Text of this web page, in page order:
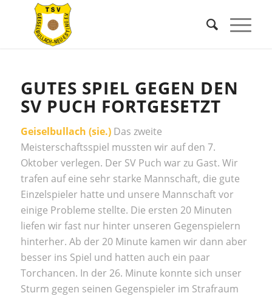
GUTES SPIEL GEGEN DEN
SV PUCH FORTGESETZT
Geiselbullach (sie.)Das zweite
Meisterschaftsspiel mussten wir auf den 7.
Oktober verlegen. Der SV Puch war zu Gast. Wir
trafen auf eine sehr starke Mannschaft, die gute
Einzelspieler hatte und unsere Mannschaft vor
einige Probleme stellte. Die ersten 20 Minuten
liefen wir fast nur hinter unseren Gegenspielern
hinterher. Ab der 20 Minute kamen wir dann aber
besser ins Spiel und hatten auch ein paar
Torchancen. In der 26. Minute konnte sich unser
Sturm gegen seinen Gegenspieler im Strafraum